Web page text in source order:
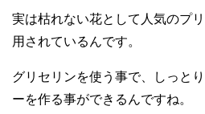
実は枯れない花として人気のプ
用されているんです。
グリセリンを使う事で、しっと
ーを作る事ができるんですね。